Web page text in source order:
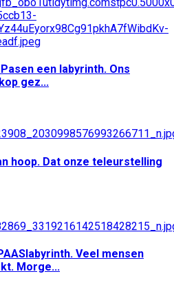
een labyrinth. Ons
gez...
hoop. Dat onze teleurstelling
Veel mensen
Morge...